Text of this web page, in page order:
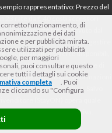
rappresentativo: Prezzo del
23 rate da € 40 costi accessori
800. Importo totale dovuto dal
rata a 90 giorni. Al fine di gestire
eventuali altre offerte disponibili,
di prendere visione di
riferimento alle Informazioni
nel percorso online. Salvo
(StayON) opera quale
S.p.A., non in esclusiva.
funzionamento, di
dei dati
e per pubblicità mirata.
utilizzati per pubblicità
per maggiori
puoi consultare questo
tutti i dettagli sui cookie
completa
. Puoi
cliccando su "Configura